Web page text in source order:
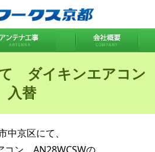
ダイキンエアコン
入替
中京区にて、